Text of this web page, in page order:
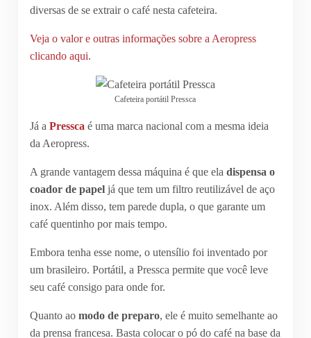
diversas de se extrair o café nesta cafeteira.
Veja o valor e outras informações sobre a Aeropress
clicando aqui.
Cafeteira portátil Pressca
Já a Pressca é uma marca nacional com a mesma ideia
da Aeropress.
A grande vantagem dessa máquina é que ela dispensa o
coador de papel já que tem um filtro reutilizável de aço
inox. Além disso, tem parede dupla, o que garante um
café quentinho por mais tempo.
Embora tenha esse nome, o utensílio foi inventado por
um brasileiro. Portátil, a Pressca permite que você leve
seu café consigo para onde for.
Quanto ao modo de preparo, ele é muito semelhante ao
da prensa francesa. Basta colocar o pó do café na base da